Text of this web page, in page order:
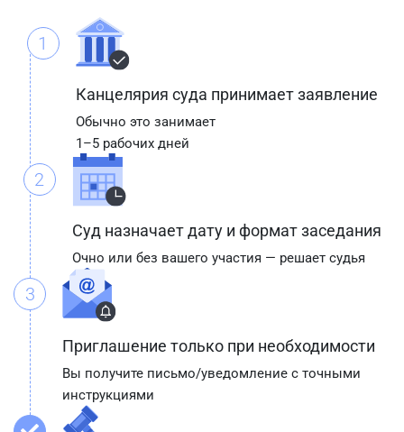
1
Канцелярия суда принимает заявление
Обычно это занимает
1–5 рабочих дней
2
Суд назначает дату и формат заседания
Очно или без вашего участия — решает судья
3
Приглашение только при необходимости
Вы получите письмо/уведомление с точными
инструкциями